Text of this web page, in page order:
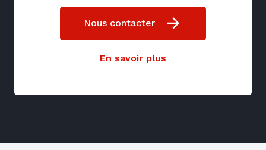
Nous contacter
En savoir plus